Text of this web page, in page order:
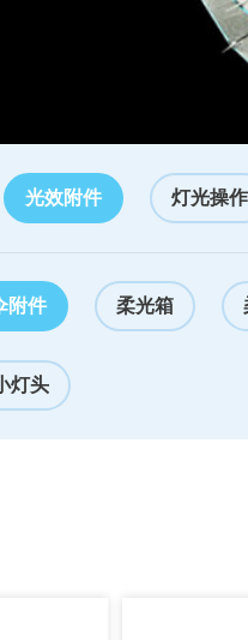
光效附件 灯光操作
附件 柔光箱
灯头